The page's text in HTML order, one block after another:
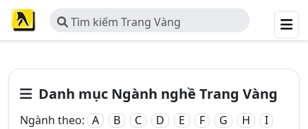
Tìm kiếm Trang Vàng
Danh mục Ngành nghề Trang Vàng
Ngành theo: A B C D E F G H
I